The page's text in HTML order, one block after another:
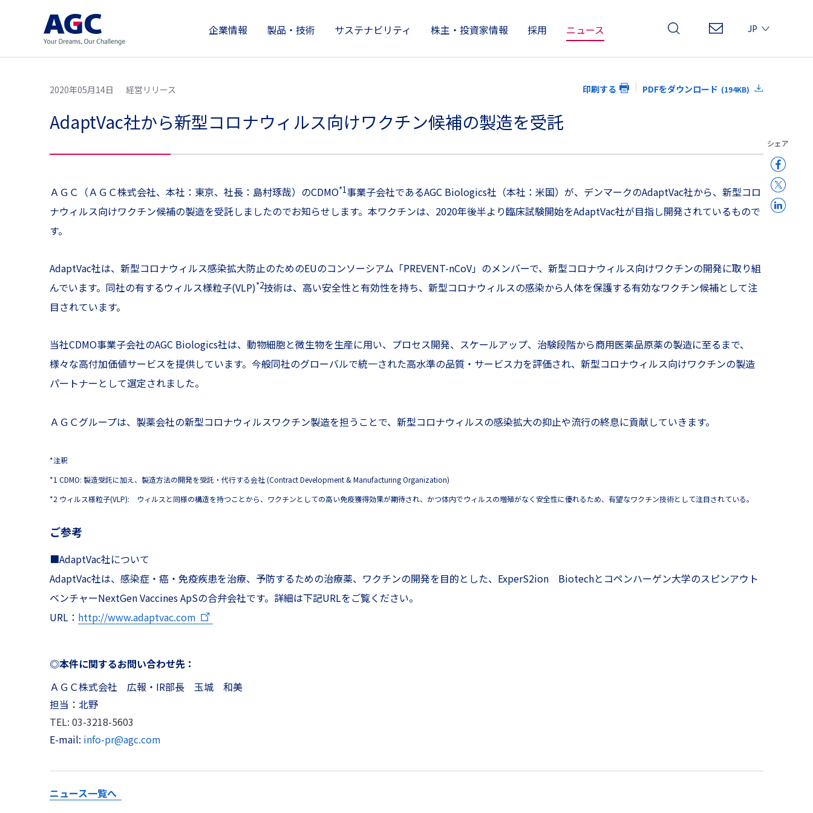
企業情報
企業情報
製品・技術
製品情報
技術開発とイノベーション
サステナビリティ
サステナビリティ
株主・投資家情報
株主・投資家情報
採用 ニュース
JP
2020年05月14日
経営リリース PDFをダウンロード (194KB)
印刷する
AdaptVac社から新型コロナウィルス向けワクチン候補の製造を受託
ＡＧＣ（ＡＧＣ株式会社、本社：東京、社長：島村琢哉）のCDMO*1事業子会社であるAGC Biologics社（本社：米国）が、デンマークのAdaptVac社から、新型コロ
ナウィルス向けワクチン候補の製造を受託しましたのでお知らせします。本ワクチンは、2020年後半より臨床試験開始をAdaptVac社が目指し開発されているもので
す。
AdaptVac社は、新型コロナウィルス感染拡大防止のためのEUのコンソーシアム「PREVENT-nCoV」のメンバーで、新型コロナウィルス向けワクチンの開発に取り組
んでいます。同社の有するウィルス様粒子(VLP)*2技術は、高い安全性と有効性を持ち、新型コロナウィルスの感染から人体を保護する有効なワクチン候補として注
目されています。
当社CDMO事業子会社のAGC Biologics社は、動物細胞と微生物を生産に用い、プロセス開発、スケールアップ、治験段階から商用医薬品原薬の製造に至るまで、
様々な高付加価値サービスを提供しています。今般同社のグローバルで統一された高水準の品質・サービス力を評価され、新型コロナウィルス向けワクチンの製造
パートナーとして選定されました。
ＡＧＣグループは、製薬会社の新型コロナウィルスワクチン製造を担うことで、新型コロナウィルスの感染拡大の抑止や流行の終息に貢献していきます。
*注釈
*1 CDMO: 製造受託に加え、製造方法の開発を受託・代行する会社 (Contract Development & Manufacturing Organization)
*2 ウィルス様粒子(VLP): ウィルスと同様の構造を持つことから、ワクチンとしての高い免疫獲得効果が期待され、かつ体内でウィルスの増殖がなく安全性に優れるため、有望なワクチン技術として注目されている。
ご参考
■AdaptVac社について
AdaptVac社は、感染症・癌・免疫疾患を治療、予防するための治療薬、ワクチンの開発を目的とした、ExperS2ion Biotechとコペンハーゲン大学のスピンアウト
ベンチャーNextGen Vaccines ApSの合弁会社です。詳細は下記URLをご覧ください。
URL： http://www.adaptvac.com
◎本件に関するお問い合わせ先：
ＡＧＣ株式会社 広報・IR部長 玉城 和美
担当：北野
TEL: 03-3218-5603
E-mail: info-pr@agc.com
シェア
ニュース一覧へ